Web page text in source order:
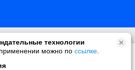
технологии
можно по ссылке